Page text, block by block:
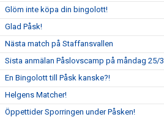
Glöm inte köpa din bingolott!
Glad Påsk!
Nästa match på Staffansvallen
Sista anmälan Påslovscamp på måndag 25/3
En Bingolott till Påsk kanske?!
Helgens Matcher!
Öppettider Sporringen under Påsken!